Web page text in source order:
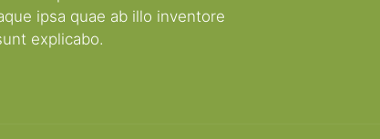
ipsa quae ab illo inventore
explicabo.